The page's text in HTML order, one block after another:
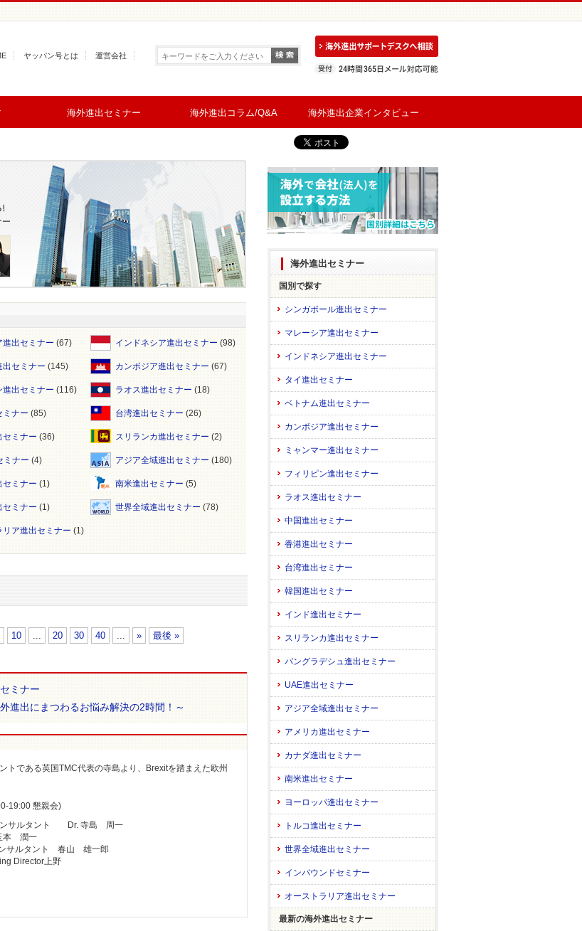
ヤッパン号とは 運営会社
海外進出セミナー 海外進出コラム/Q&A 海外進出企業インタビュー
進出セミナー (67) インドネシア進出セミナー (98)
出セミナー (145) カンボジア進出セミナー (67)
進出セミナー (116) ラオス進出セミナー (18)
ミナー (85) 台湾進出セミナー (26)
セミナー (36) スリランカ進出セミナー (2)
ミナー (4) アジア全域進出セミナー (180)
セミナー (1) 南米進出セミナー (5)
セミナー (1) 世界全域進出セミナー (78)
リア進出セミナー (1)
10 ... 20 30 40 ... » 最後 »
ミナー
進出にまつわるお悩み解決の2時間！～
トである英国TMC代表の寺島より、Brexitを踏まえた欧州
19:00 懇親会)
ンサルタント Dr. 寺島 周一
本 潤一
サルタント 春山 雄一郎
Director上野
海外進出セミナー
国別で探す
シンガポール進出セミナー
マレーシア進出セミナー
インドネシア進出セミナー
タイ進出セミナー
ベトナム進出セミナー
カンボジア進出セミナー
ミャンマー進出セミナー
フィリピン進出セミナー
ラオス進出セミナー
中国進出セミナー
香港進出セミナー
台湾進出セミナー
韓国進出セミナー
インド進出セミナー
スリランカ進出セミナー
バングラデシュ進出セミナー
UAE進出セミナー
アジア全域進出セミナー
アメリカ進出セミナー
カナダ進出セミナー
南米進出セミナー
ヨーロッパ進出セミナー
トルコ進出セミナー
世界全域進出セミナー
インバウンドセミナー
オーストラリア進出セミナー
最新の海外進出セミナー